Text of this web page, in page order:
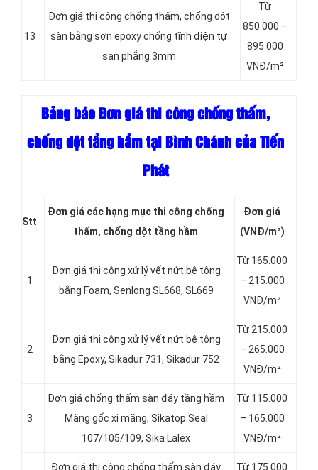
13
Đơn giá thi công chống thấm, chống dột
sàn bằng sơn epoxy chống tĩnh điện tự
san phẳng 3mm
Từ
850.000 –
895.000
VNĐ/m²
Bảng báo Đơn giá thi công chống thấm,
chống dột tầng hầm tại Bình Chánh của Tiến
Phát
Stt
Đơn giá các hạng mục thi công chống
thấm, chống dột tầng hầm
Đơn giá
(VNĐ/m²)
1
Đơn giá thi công xử lý vết nứt bê tông
bằng Foam, Senlong SL668, SL669
Từ 165.000
– 215.000
VNĐ/m²
2
Đơn giá thi công xử lý vết nứt bê tông
bằng Epoxy, Sikadur 731, Sikadur 752
Từ 215.000
– 265.000
VNĐ/m²
3
Đơn giá chống thấm sàn đáy tầng hầm
Màng gốc xi măng, Sikatop Seal
107/105/109, Sika Lalex
Từ 115.000
– 165.000
VNĐ/m²
Đơn giá thi công chống thấm sàn đáy Từ 175.000